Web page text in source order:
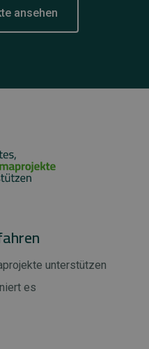
ansehen
unterstützen
es